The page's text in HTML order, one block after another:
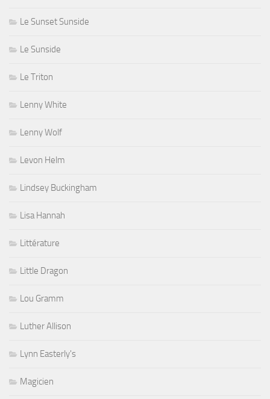
Le Sunset Sunside
Le Sunside
Le Triton
Lenny White
Lenny Wolf
Levon Helm
Lindsey Buckingham
Lisa Hannah
Littérature
Little Dragon
Lou Gramm
Luther Allison
Lynn Easterly's
Magicien